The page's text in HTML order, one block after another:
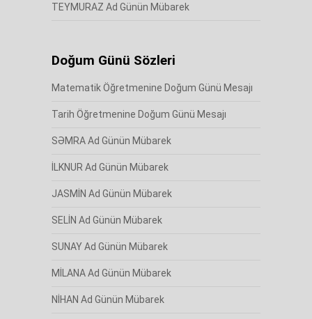
TEYMURAZ Ad Günün Mübarek
Doğum Günü Sözleri
Matematik Öğretmenine Doğum Günü Mesajı
Tarih Öğretmenine Doğum Günü Mesajı
SƏMRA Ad Günün Mübarek
İLKNUR Ad Günün Mübarek
JASMİN Ad Günün Mübarek
SELİN Ad Günün Mübarek
SUNAY Ad Günün Mübarek
MİLANA Ad Günün Mübarek
NİHAN Ad Günün Mübarek